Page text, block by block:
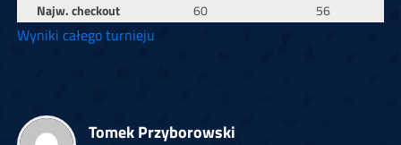
Najw. checkout
60 56
Wyniki całego turnieju
Tomek Przyborowski